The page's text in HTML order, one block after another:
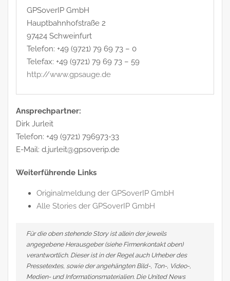
GPSoverIP GmbH
Hauptbahnhofstraße 2
97424 Schweinfurt
Telefon: +49 (9721) 79 69 73 – 0
Telefax: +49 (9721) 79 69 73 – 59
http://www.gpsauge.de
Ansprechpartner:
Dirk Jurleit
Telefon: +49 (9721) 796973-33
E-Mail: d.jurleit@gpsoverip.de
Weiterführende Links
Originalmeldung der GPSoverIP GmbH
Alle Stories der GPSoverIP GmbH
Für die oben stehende Story ist allein der jeweils
angegebene Herausgeber (siehe Firmenkontakt oben)
verantwortlich. Dieser ist in der Regel auch Urheber des
Pressetextes, sowie der angehängten Bild-, Ton-, Video-,
Medien- und Informationsmaterialien. Die United News